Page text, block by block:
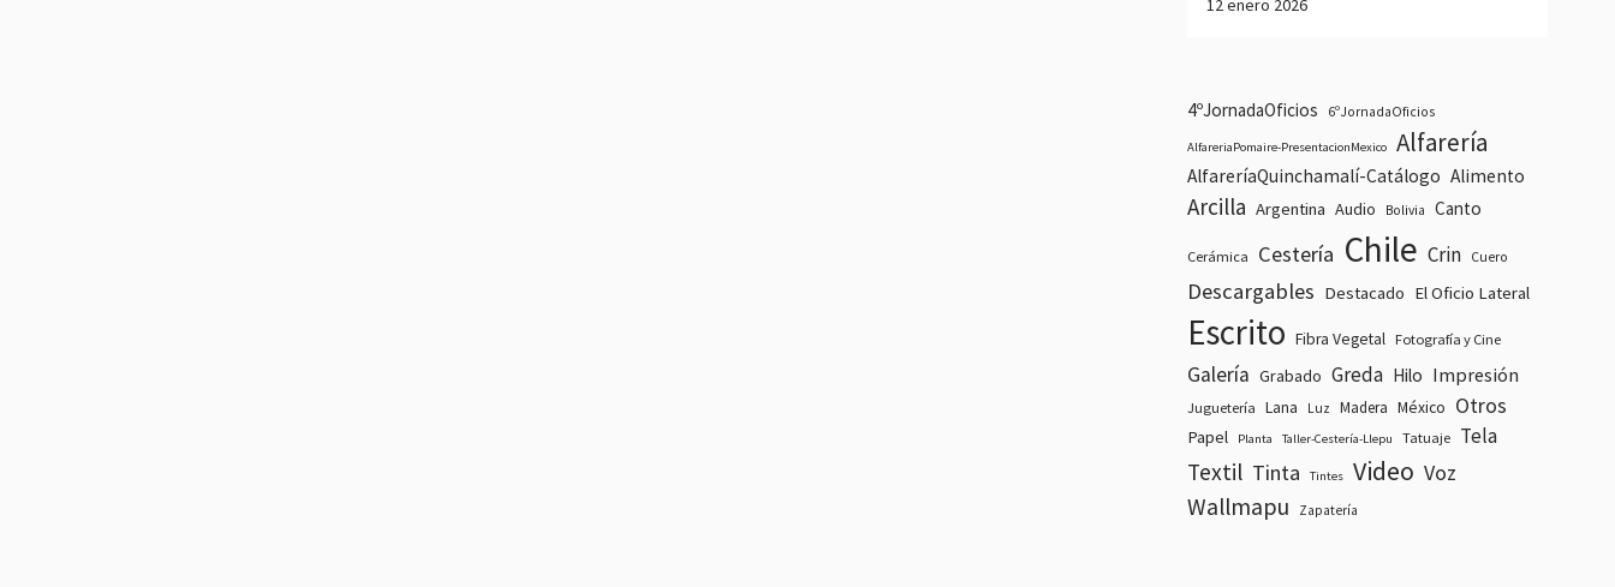
12 enero 2026
4ºJornadaOficios 6ºJornadaOficios
AlfareriaPomaire-PresentacionMexico Alfarería
AlfareríaQuinchamalí-Catálogo Alimento
Arcilla Argentina Audio Bolivia Canto
Cerámica Cestería Chile Crin Cuero
Descargables Destacado El Oficio Lateral
Escrito Fibra Vegetal Fotografía y Cine
Galería Grabado Greda Hilo Impresión
Juguetería Lana Luz Madera México Otros
Papel Planta Taller-Cestería-Llepu Tatuaje Tela
Textil Tinta Tintes Video Voz
Wallmapu Zapatería